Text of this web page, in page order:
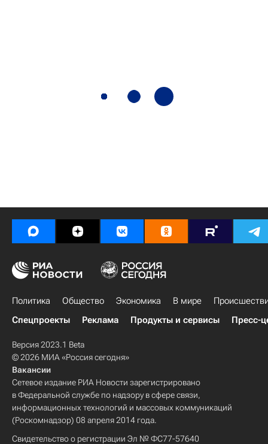
Политика Общество Экономика В мире
Спецпроекты
Реклама Продукты и сервисы Пресс-
Версия 2023.1 Beta
© 2026 МИА «Россия сегодня»
Вакансии
Сетевое издание РИА Новости зарегистрировано
в Федеральной службе по надзору в сфере связи,
информационных технологий и массовых коммуникаций
(Роскомнадзор) 08 апреля 2014 года.
Свидетельство о регистрации Эл № ФС77-57640